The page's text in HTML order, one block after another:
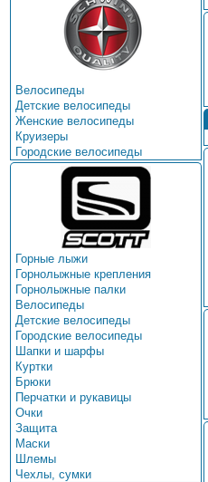
Велосипеды
Детские велосипеды
Женские велосипеды
Круизеры
Городские велосипеды
Горные лыжи
Горнолыжные крепления
Горнолыжные палки
Велосипеды
Детские велосипеды
Городские велосипеды
Шапки и шарфы
Куртки
Брюки
Перчатки и рукавицы
Очки
Защита
Маски
Шлемы
Чехлы, сумки